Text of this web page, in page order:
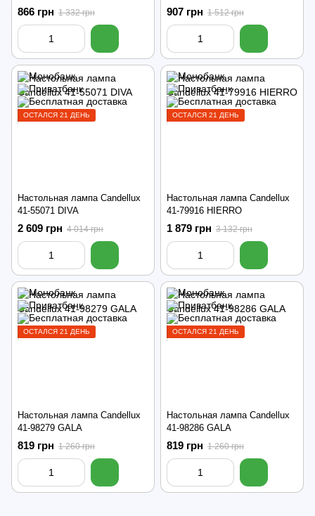
866 грн 1 332 грн 907 грн 1 512 грн
ОСТАЛСЯ 21 ДЕНЬ
Настольная лампа Candellux
41-55071 DIVA
2 609 грн 4 014 грн
ОСТАЛСЯ 21 ДЕНЬ
Настольная лампа Candellux
41-79916 HIERRO
1 879 грн 3 132 грн
ОСТАЛСЯ 21 ДЕНЬ
Настольная лампа Candellux
41-98279 GALA
819 грн 1 260 грн
ОСТАЛСЯ 21 ДЕНЬ
Настольная лампа Candellux
41-98286 GALA
819 грн 1 260 грн